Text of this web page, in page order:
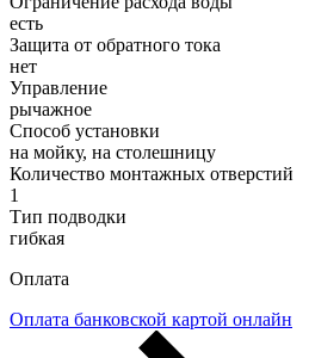
есть
Защита от обратного тока
нет
Управление
рычажное
Способ установки
на мойку, на столешницу
Количество монтажных отверстий
1
Тип подводки
гибкая
Оплата
Оплата банковской картой онлайн